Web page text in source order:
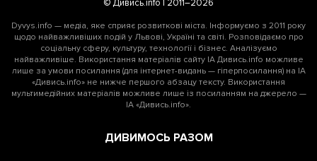
© Дивись.info | 2011–2026
Dyvys.info — медіа, яке сприяє розвиткові міста. Інформуємо з 2011 року
щодо найважливіших подій у Львові, Україні та світі. Розповідаємо про
соціальну сферу, культуру, технології і бізнес. Аналізуємо
найважливіше. Використання матеріалів сайту ІА Дивись.info можливе
лише за умови посилання (для інтернет-видань — гіперпосилання) на ІА
«Дивись.info» не нижче першого абзацу тексту. Використання
мультимедійних матеріалів можливе лише із посиланням на джерело —
ІА «Дивись.info».
ДИВИМОСЬ РАЗОМ